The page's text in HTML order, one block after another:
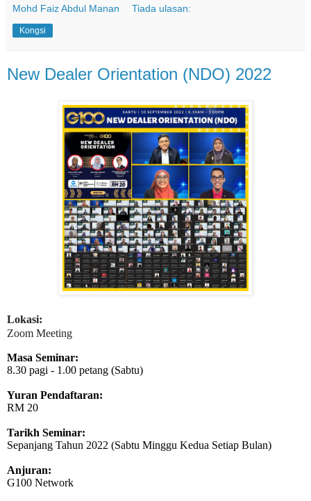
Mohd Faiz Abdul Manan Tiada ulasan:
Kongsi
New Dealer Orientation (NDO) 2022
Lokasi:
Zoom Meeting
Masa Seminar:
8.30 pagi - 1.00 petang (Sabtu)
Yuran Pendaftaran:
RM 20
Tarikh Seminar:
Sepanjang Tahun 2022 (Sabtu Minggu Kedua Setiap Bulan)
Anjuran:
G100 Network